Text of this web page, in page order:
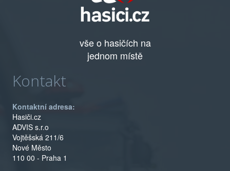
vše o hasičích na
jednom místě
Kontakt
Kontaktní adresa:
Hasiči.cz
ADVIS s.r.o
Vojtěšská 211/6
Nové Město
110 00 - Praha 1